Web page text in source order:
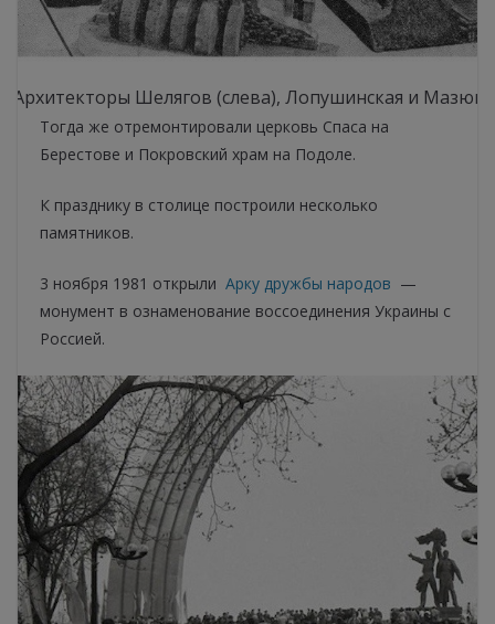
Архитекторы Шелягов (слева), Лопушинская и
Тогда же отремонтировали церковь Спаса на
Берестове и Покровский храм на Подоле.
К празднику в столице построили несколько
памятников.
3 ноября 1981 открыли Арку дружбы народов —
монумент в ознаменование воссоединения Украины с
Россией.